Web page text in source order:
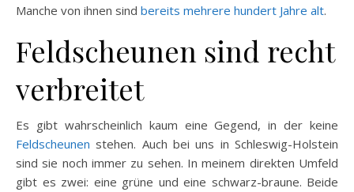
Manche von ihnen sind bereits mehrere hundert Jahre alt.
Feldscheunen sind recht
verbreitet
Es gibt wahrscheinlich kaum eine Gegend, in der keine
Feldscheunen stehen. Auch bei uns in Schleswig-Holstein
sind sie noch immer zu sehen. In meinem direkten Umfeld
gibt es zwei: eine grüne und eine schwarz-braune. Beide